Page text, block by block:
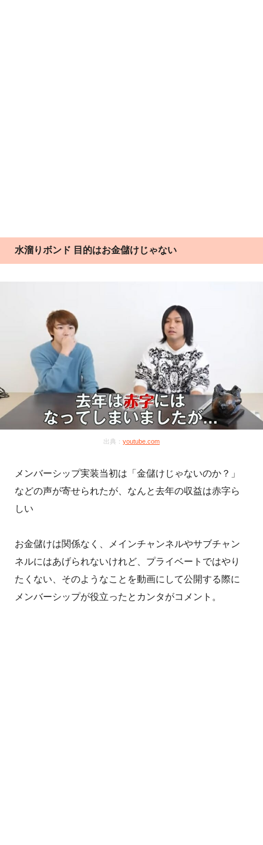
水溜りボンド 目的はお金儲けじゃない
出典： youtube.com
メンバーシップ実装当初は「金儲けじゃないのか？」
などの声が寄せられたが、なんと去年の収益は赤字ら
しい
お金儲けは関係なく、メインチャンネルやサブチャン
ネルにはあげられないけれど、プライベートではやり
たくない、 そのようなことを動画にして公開する際に
メンバーシップが役立ったとカンタがコメント。